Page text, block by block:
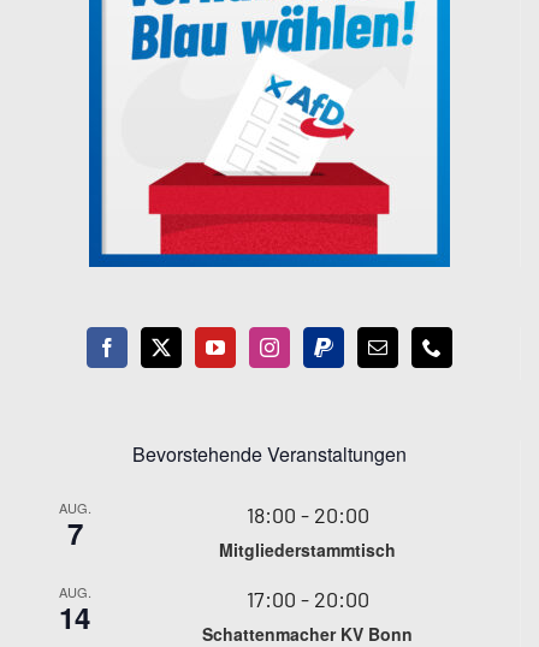
Bevorstehende Veranstaltungen
AUG.
7 18:00 - 20:00
Mitgliederstammtisch
AUG.
14 17:00 - 20:00
Schattenmacher KV Bonn